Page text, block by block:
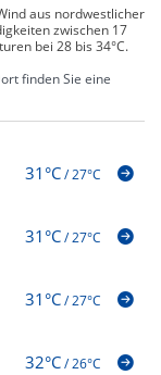
aus nordwestlicher
zwischen 17
bei 28 bis 34°C.
finden Sie eine
31°C/27°C
31°C/27°C
31°C/27°C
32°C/26°C